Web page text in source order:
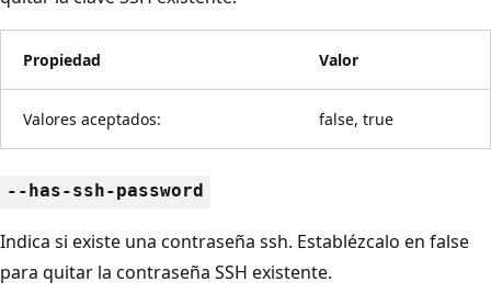
Propiedad Valor
Valores aceptados: false, true
--has-ssh-password
Indica si existe una contraseña ssh. Establézcalo en false
para quitar la contraseña SSH existente.